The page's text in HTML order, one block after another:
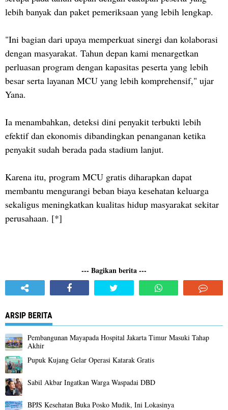
lebih banyak dan paket pemeriksaan yang lebih lengkap.
"Ini bagian dari upaya memperkuat sinergi dan kolaborasi
dengan masyarakat. Tahun depan kami menargetkan
perluasan program dengan kapasitas peserta yang lebih
besar serta layanan MCU yang lebih komprehensif," ujar
Yana.
Ia menambahkan, deteksi dini penyakit terbukti lebih
efektif dan ekonomis dibandingkan penanganan ketika
penyakit sudah berada pada stadium lanjut.
Karena itu, program MCU gratis diharapkan dapat
membantu mengurangi beban biaya kesehatan keluarga
sekaligus meningkatkan kualitas hidup masyarakat sekitar
perusahaan. [*]
--- Bagikan berita ---
ARSIP BERITA
Pembangunan Mayapada Hospital Jakarta Timur Masuki Tahap
Akhir
Pupuk Kujang Gelar Operasi Katarak Gratis
Sabil Akbar Ingatkan Warga Waspadai DBD
BPJS Kesehatan Buka Posko Mudik, Ini Lokasinya